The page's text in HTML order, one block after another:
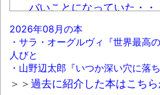
バいことになっていた・・
【正論】有吉氏、「テ
する無神経な一般人に憤慨
【驚愕】ニートをビビ
コチラｗｗｗｗｗｗｗｗｗ
2026年08月の本
・サラ・オーグルヴィ『世界最高
人びと
・山野辺太郎『いつか深い穴に落ち
＞＞過去に紹介した本はこちら